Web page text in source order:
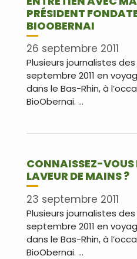
PRÉSIDENT
BIOOBERNAI
26 septembre 2011
Plusieurs journalistes des
septembre 2011 en
dans le Bas-Rhin, à
BioObernai. …
CONNAISSEZ-VOUS
LAVEUR DE MAINS ?
23 septembre 2011
Plusieurs journalistes des
septembre 2011 en
dans le Bas-Rhin, à
BioObernai. …